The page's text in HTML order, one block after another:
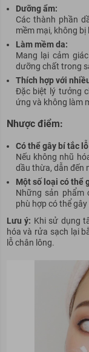
Dưỡng ẩm:
Các thành phần
mềm mại, không bị
Làm mềm da:
Mang lại cảm
dưỡng chất trong
Thích hợp với
Đặc biệt lý tưởng
ứng và không làm
Nhược điểm:
Có thể gây bí tắc
Nếu không nhũ
dầu thừa, dẫn đến
Một số loại có thể
Những sản phẩm
phù hợp có thể
Lưu ý: Khi sử dụng
hóa và rửa sạch lại
lỗ chân lông.